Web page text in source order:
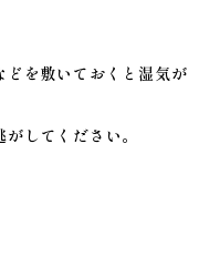
どを敷いておくと湿気が
してください。